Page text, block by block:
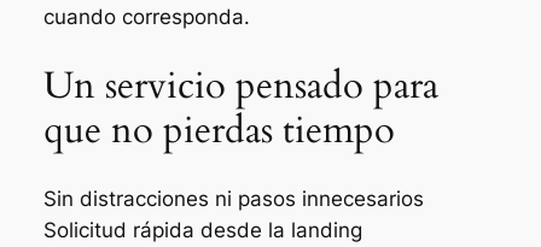
cuando corresponda.
Un servicio pensado para
que no pierdas tiempo
Sin distracciones ni pasos innecesarios
Solicitud rápida desde la landing